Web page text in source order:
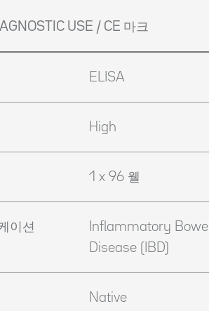
USE / CE 마크
ELISA
High
1 x 96 웰
이션
Inflammatory Bowel
Disease (IBD)
Native